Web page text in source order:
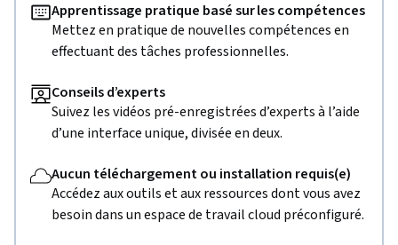
Apprentissage pratique basé sur les compétences
Mettez en pratique de nouvelles compétences en
effectuant des tâches professionnelles.
Conseils d’experts
Suivez les vidéos pré-enregistrées d’experts à l’aide
d’une interface unique, divisée en deux.
Aucun téléchargement ou installation requis(e)
Accédez aux outils et aux ressources dont vous avez
besoin dans un espace de travail cloud préconfiguré.